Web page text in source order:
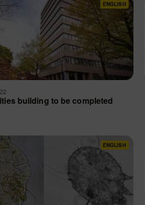
ENGLISH
building to be completed
ENGLISH